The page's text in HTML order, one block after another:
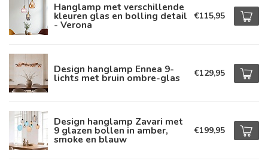
Hanglamp met verschillende
kleuren glas en bolling detail
- Verona
€115,95
Design hanglamp Ennea 9-
lichts met bruin ombre-glas €129,95
Design hanglamp Zavari met
9 glazen bollen in amber,
smoke en blauw
€199,95